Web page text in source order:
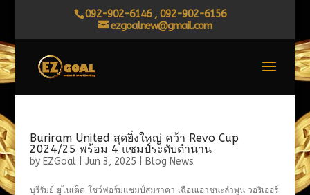
092-902-6146 , 092-902-6156
ezgoalnew@gmail.com
Buriram United สุดยิ่งใหญ่ คว้า Revo Cup
2024/25 พร้อม 4 แชมป์ระดับตำนาน
by EZGoal| Jun 3, 2025 Blog News
บุรีรัมย์ ยูไนเต็ด โชว์ฟอร์มแชมป์สมราคา เฉือนเอาชนะลำพูน วอริเออร์